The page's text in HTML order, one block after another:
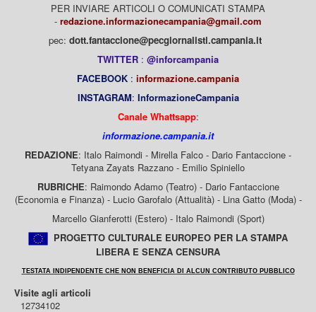
PER INVIARE ARTICOLI O COMUNICATI STAMPA
- redazione.informazionecampania@gmail.com
pec: dott.fantaccione@pecgiornalisti.campania.it
TWITTER : @inforcampania
FACEBOOK : informazione.campania
INSTAGRAM: InformazioneCampania
Canale Whattsapp:
informazione.campania.it
REDAZIONE: Italo Raimondi - Mirella Falco - Dario Fantaccione -
Tetyana Zayats Razzano - Emilio Spiniello
RUBRICHE: Raimondo Adamo (Teatro) - Dario Fantaccione
(Economia e Finanza) - Lucio Garofalo (Attualità) - Lina Gatto (Moda) -
Marcello Gianferotti (Estero) - Italo Raimondi (Sport)
PROGETTO CULTURALE EUROPEO PER LA STAMPA
LIBERA E SENZA CENSURA
TESTATA INDIPENDENTE CHE NON BENEFICIA DI ALCUN CONTRIBUTO PUBBLICO
Visite agli articoli
12734102